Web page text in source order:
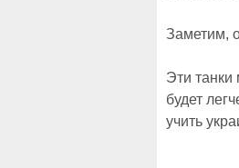
Заметим,
Эти
будет
учить